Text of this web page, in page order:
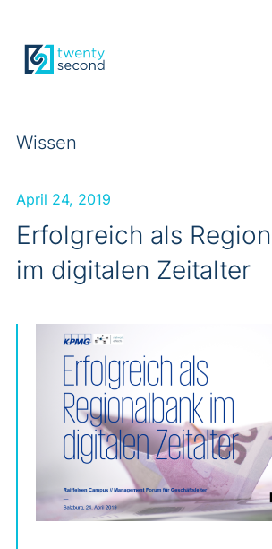
Wissen
April 24, 2019
Erfolgreich als
im digitalen Zeitalter